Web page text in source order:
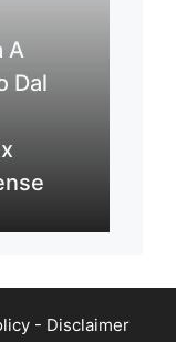
A
Dal
- Disclaimer